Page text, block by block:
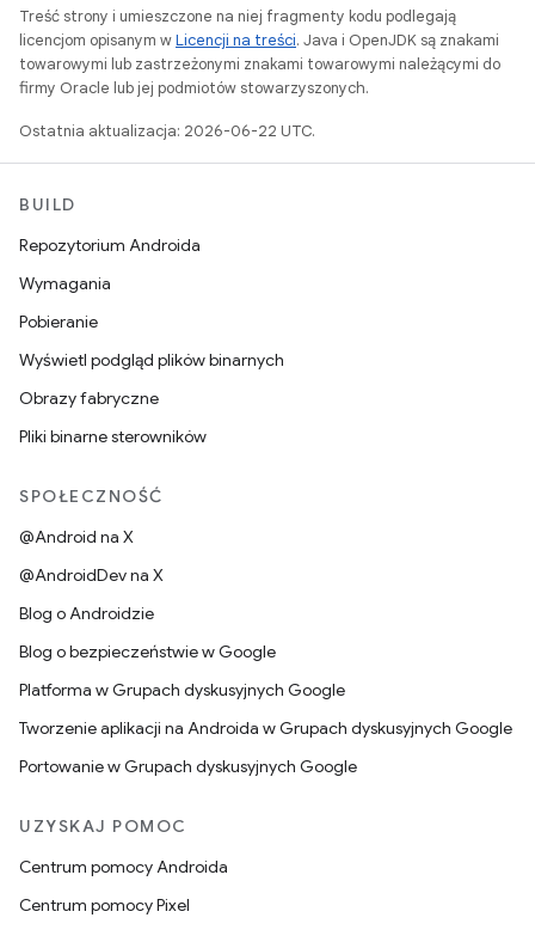
Treść strony i umieszczone na niej fragmenty kodu podlegają
licencjom opisanym wLicencji na treści. Java i OpenJDK są znakami
towarowymi lub zastrzeżonymi znakami towarowymi należącymi do
firmy Oracle lub jej podmiotów stowarzyszonych.
Ostatnia aktualizacja: 2026-06-22 UTC.
BUILD
Repozytorium Androida
Wymagania
Pobieranie
Wyświetl podgląd plików binarnych
Obrazy fabryczne
Pliki binarne sterowników
SPOŁECZNOŚĆ
@Android na X
@AndroidDev na X
Blog o Androidzie
Blog o bezpieczeństwie w Google
Platforma w Grupach dyskusyjnych Google
Tworzenie aplikacji na Androida w Grupach dyskusyjnych Google
Portowanie w Grupach dyskusyjnych Google
UZYSKAJ POMOC
Centrum pomocy Androida
Centrum pomocy Pixel